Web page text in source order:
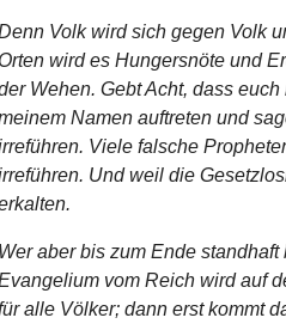
Volk wird sich gegen Volk
Orten wird es Hungersnöte und
Wehen. Gebt Acht, dass
Namen auftreten und
Viele falsche
Und weil die
Wer aber bis zum Ende
vom Reich wird auf
alle Völker; dann erst kommt